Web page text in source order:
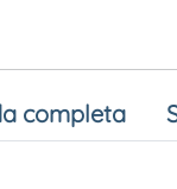
completa